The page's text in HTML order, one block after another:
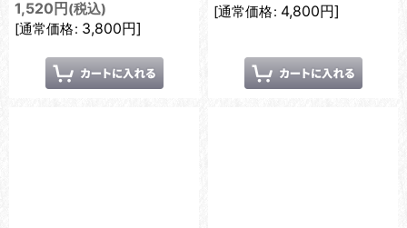
1,520 円 (税込)
[通常価格: 3,800円]
[通常価格: 4,800円]